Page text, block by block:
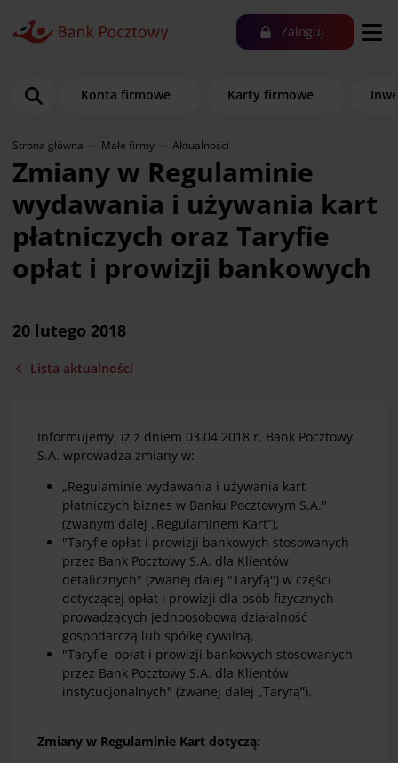
Zaloguj
Konta firmowe Karty firmowe
Strona główna Małe firmy Aktualności
Zmiany w Regulaminie
wydawania i używania kart
płatniczych oraz Taryfie
opłat i prowizji bankowych
20 lutego 2018
Lista aktualności
Informujemy, iż z dniem 03.04.2018 r. Bank Pocztowy
S.A. wprowadza zmiany w:
„Regulaminie wydawania i używania kart
płatniczych biznes w Banku Pocztowym S.A."
(zwanym dalej „Regulaminem Kart”),
"Taryfie opłat i prowizji bankowych stosowanych
przez Bank Pocztowy S.A. dla Klientów
detalicznych" (zwanej dalej "Taryfą") w części
dotyczącej opłat i prowizji dla osób fizycznych
prowadzących jednoosobową działalność
gospodarczą lub spółkę cywilną,
"Taryfie opłat i prowizji bankowych stosowanych
przez Bank Pocztowy S.A. dla Klientów
instytucjonalnych" (zwanej dalej „Taryfą”).
Zmiany w Regulaminie Kart dotyczą: